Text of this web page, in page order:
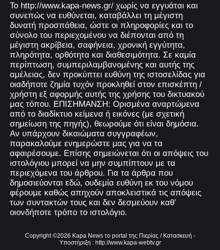
Το http://www.kapa-news.gr/ χωρίς να εγγυάται και
συνεπώς να ευθύνεται, καταβάλλει τη μέγιστη
δυνατή προσπάθεια, ώστε οι πληροφορίες και το
σύνολο του περιεχομένου να διέπονται από τη
μέγιστη ακρίβεια, σαφήνεια, χρονική εγγύτητα,
πληρότητα, ορθότητα και διαθεσιμότητα. Σε καμία
περίπτωση, συμπεριλαμβανομένης και αυτής της
αμέλειας, δεν προκύπτει ευθύνη της ιστοσελίδας για
οιαδήποτε ζημία τυχόν προκληθεί στον επισκέπτη /
χρήστη εξ αφορμής αυτής της χρήσης του δικτυακού
μας τόπου. ΕΠΙΣΗΜΑΝΣΗ: Ορισμένα αναρτώμενα
από το διαδίκτυο κείμενα ή εικόνες (με σχετική
σημείωση της πηγής), θεωρούμε ότι είναι δημόσια.
Αν υπάρχουν δικαιώματα συγγραφέων,
παρακαλούμε ενημερώστε μας για να τα
αφαιρέσουμε. Επίσης σημειώνεται ότι οι απόψεις του
ιστολόγιου μπορεί να μην συμπίπτουν με τα
περιεχόμενα του άρθρου. Για τα άρθρα που
δημοσιεύονται εδώ, ουδεμία ευθύνη εκ του νόμου
φέρουμε καθώς απηχούν αποκλειστικά τις απόψεις
των συντακτών τους και δεν δεσμεύουν καθ’
οιονδήποτε τρόπο το ιστολόγιο.
Copyright ©2026 Kapa News το portal της Πιερίας / Κατασκευή -
Υποστήριξη : http://www.kapa-webtv.gr